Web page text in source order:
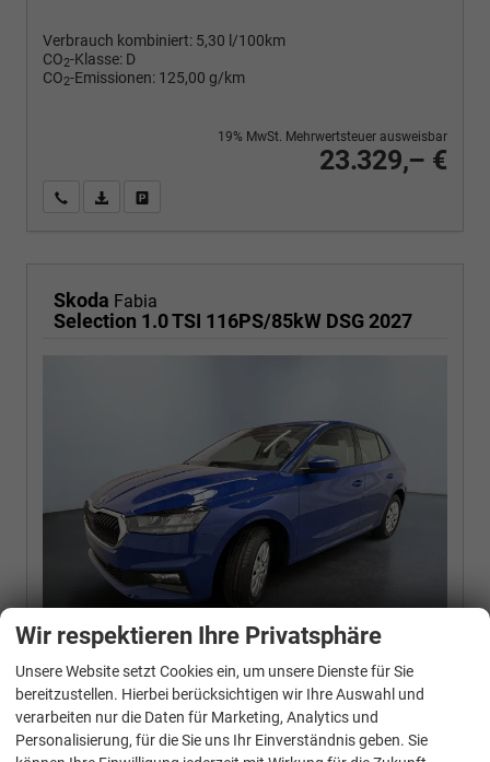
Verbrauch kombiniert: 5,30 l/100km
CO2-Klasse: D
CO2-Emissionen: 125,00 g/km
23.329,– €
19% MwSt. Mehrwertsteuer ausweisbar
Wir rufen Sie anPDF-Fahrzeugexposé drucken
Skoda Fabia
Selection 1.0 TSI 116PS/85kW DSG 2027
Neuwagen
FAHRZEUG-NR.
134019
Wir respektieren Ihre Privatsphäre
Unsere Website setzt Cookies ein, um unsere Dienste für Sie
bereitzustellen. Hierbei berücksichtigen wir Ihre Auswahl und
verarbeiten nur die Daten für Marketing, Analytics und
Personalisierung, für die Sie uns Ihr Einverständnis geben. Sie